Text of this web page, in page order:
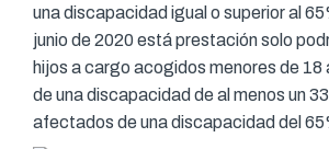
una discapacidad igual o superior al
junio de 2020 está prestación solo
hijos a cargo acogidos menores de
de una discapacidad de al menos un
afectados de una discapacidad del